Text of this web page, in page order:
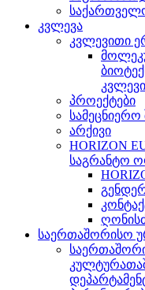
კვლევა
კვლევითი
პროექტები
არქივი
HORIZON
საგრანტო
საერთაშორისო